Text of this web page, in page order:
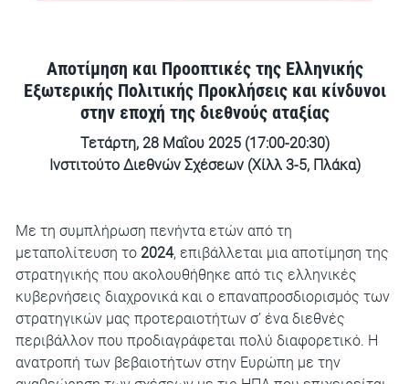
Αποτίμηση και Προοπτικές της Ελληνικής
Εξωτερικής Πολιτικής Προκλήσεις και κίνδυνοι
στην εποχή της διεθνούς αταξίας
Τετάρτη, 28 Μαΐου 2025 (17:00-20:30)
Ινστιτούτο Διεθνών Σχέσεων (Χίλλ 3-5, Πλάκα)
Με τη συμπλήρωση πενήντα ετών από τη
μεταπολίτευση το 2024, επιβάλλεται μια αποτίμηση της
στρατηγικής που ακολουθήθηκε από τις ελληνικές
κυβερνήσεις διαχρονικά και ο επαναπροσδιορισμός των
στρατηγικών μας προτεραιοτήτων σ’ ένα διεθνές
περιβάλλον που προδιαγράφεται πολύ διαφορετικό. Η
ανατροπή των βεβαιοτήτων στην Ευρώπη με την